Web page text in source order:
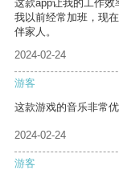
这款app让我的工作效
我以前经常加班，现
伴家人。
2024-02-24
游客
这款游戏的音乐非常
2024-02-24
游客